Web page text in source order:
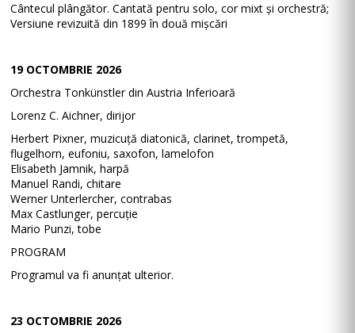
Cântecul plângător. Cantată pentru solo, cor mixt și orchestră;
Versiune revizuită din 1899 în două mișcări
19 OCTOMBRIE 2026
Orchestra Tonkünstler din Austria Inferioară
Lorenz C. Aichner, dirijor
Herbert Pixner, muzicuță diatonică, clarinet, trompetă,
flugelhorn, eufoniu, saxofon, lamelofon
Elisabeth Jamnik, harpă
Manuel Randi, chitare
Werner Unterlercher, contrabas
Max Castlunger, percuție
Mario Punzi, tobe
PROGRAM
Programul va fi anunțat ulterior.
23 OCTOMBRIE 2026